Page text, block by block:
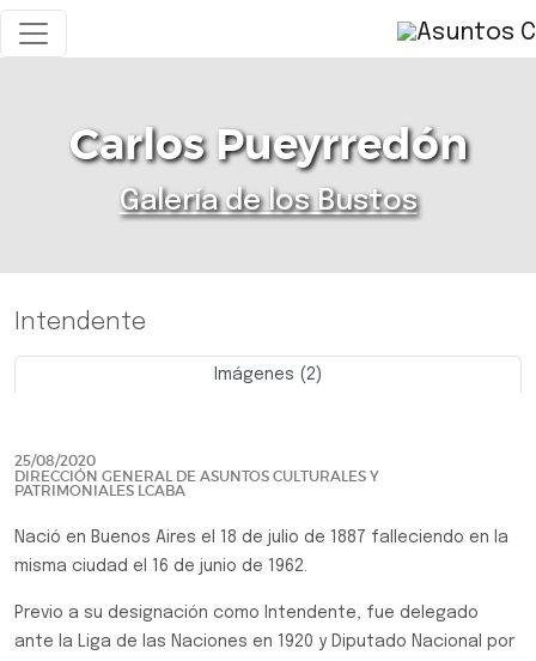
Carlos Pueyrredón
Galería de los Bustos
Intendente
Imágenes (2)
25/08/2020
DIRECCIÓN GENERAL DE ASUNTOS CULTURALES Y
PATRIMONIALES LCABA
Nació en Buenos Aires el 18 de julio de 1887 falleciendo en la
misma ciudad el 16 de junio de 1962.
Previo a su designación como Intendente, fue delegado
ante la Liga de las Naciones en 1920 y Diputado Nacional por